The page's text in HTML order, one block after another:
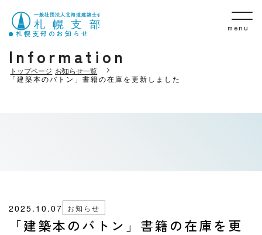
menu
札幌支部のお知らせ
Information
トップページ お知らせ一覧
「建築本のバトン」書籍の在庫を更新しました
「建築本のバトン」書籍の在庫を更
2025.10.07 お知らせ